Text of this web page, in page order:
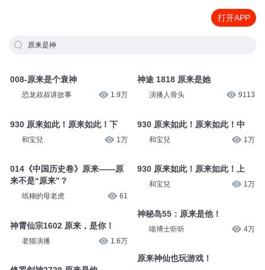
打开APP
原来是神
008-原来是个衰神
恐龙叔叔讲故事 1.9万
930 原来如此！原来如此！下
和宝兒 1万
014《中国历史卷》原来——原
来不是“原来”？
纸糊的母老虎 61
神霄仙宗1602 原来，是你！
老猫演播 1.6万
神途 1818 原来是她
演播人骨头 9113
930 原来如此！原来如此！中
和宝兒 1万
930 原来如此！原来如此！上
和宝兒 1万
神秘岛55：原来是他！
喵博士听听 4万
原来神仙也玩游戏！